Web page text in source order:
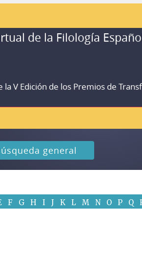
de la Filología
V Edición de los Premios de
general
F G H I J K L M N O P Q